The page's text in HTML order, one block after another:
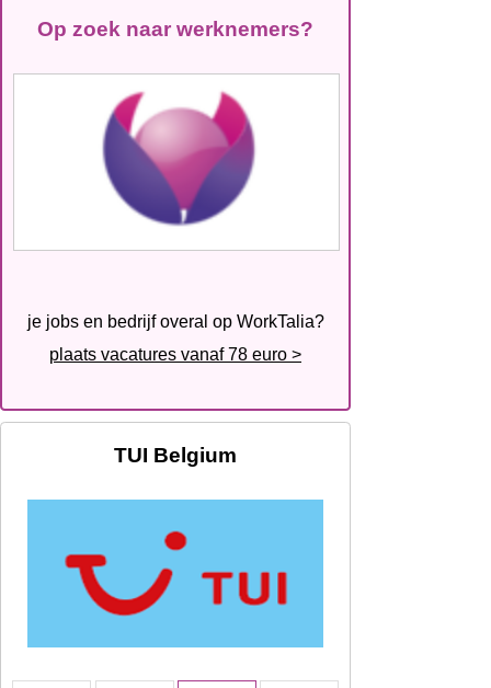
Op zoek naar werknemers?
je jobs en bedrijf overal op WorkTalia?
plaats vacatures vanaf 78 euro >
TUI Belgium